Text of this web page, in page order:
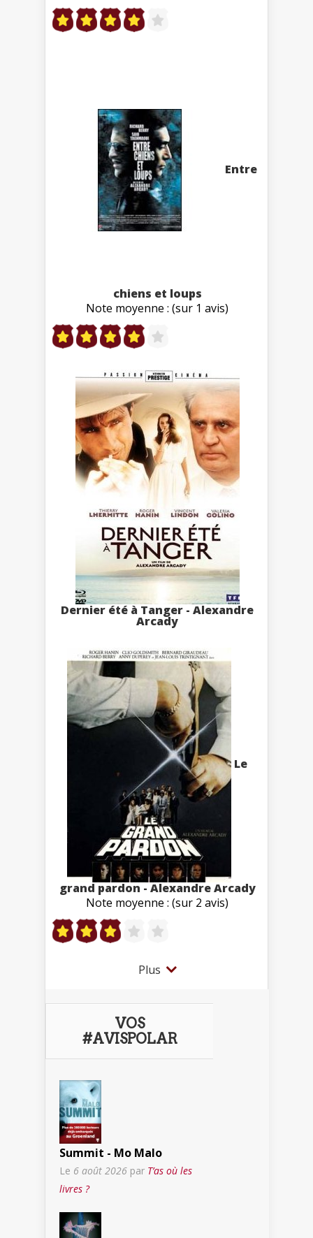
Entre
chiens et loups
Note moyenne : (sur 1 avis)
Dernier été à Tanger - Alexandre
Arcady
Le
grand pardon - Alexandre Arcady
Note moyenne : (sur 2 avis)
Plus
VOS
#AVISPOLAR
Summit - Mo Malo
Le 6 août 2026 par T’as où les
livres ?